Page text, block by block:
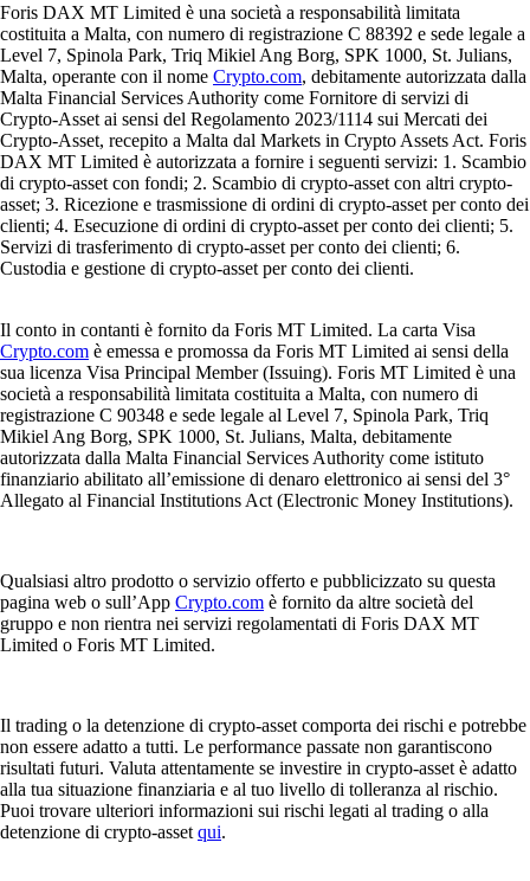
Foris DAX MT Limited è una società a responsabilità limitata
costituita a Malta, con numero di registrazione C 88392 e sede legale a
Level 7, Spinola Park, Triq Mikiel Ang Borg, SPK 1000, St. Julians,
Malta, operante con il nome Crypto.com, debitamente autorizzata dalla
Malta Financial Services Authority come Fornitore di servizi di
Crypto-Asset ai sensi del Regolamento 2023/1114 sui Mercati dei
Crypto-Asset, recepito a Malta dal Markets in Crypto Assets Act. Foris
DAX MT Limited è autorizzata a fornire i seguenti servizi: 1. Scambio
di crypto-asset con fondi; 2. Scambio di crypto-asset con altri crypto-
asset; 3. Ricezione e trasmissione di ordini di crypto-asset per conto dei
clienti; 4. Esecuzione di ordini di crypto-asset per conto dei clienti; 5.
Servizi di trasferimento di crypto-asset per conto dei clienti; 6.
Custodia e gestione di crypto-asset per conto dei clienti.
Il conto in contanti è fornito da Foris MT Limited. La carta Visa
Crypto.com è emessa e promossa da Foris MT Limited ai sensi della
sua licenza Visa Principal Member (Issuing). Foris MT Limited è una
società a responsabilità limitata costituita a Malta, con numero di
registrazione C 90348 e sede legale al Level 7, Spinola Park, Triq
Mikiel Ang Borg, SPK 1000, St. Julians, Malta, debitamente
autorizzata dalla Malta Financial Services Authority come istituto
finanziario abilitato all’emissione di denaro elettronico ai sensi del 3°
Allegato al Financial Institutions Act (Electronic Money Institutions).
Qualsiasi altro prodotto o servizio offerto e pubblicizzato su questa
pagina web o sull’App Crypto.com è fornito da altre società del
gruppo e non rientra nei servizi regolamentati di Foris DAX MT
Limited o Foris MT Limited.
Il trading o la detenzione di crypto-asset comporta dei rischi e potrebbe
non essere adatto a tutti. Le performance passate non garantiscono
risultati futuri. Valuta attentamente se investire in crypto-asset è adatto
alla tua situazione finanziaria e al tuo livello di tolleranza al rischio.
Puoi trovare ulteriori informazioni sui rischi legati al trading o alla
detenzione di crypto-asset qui.